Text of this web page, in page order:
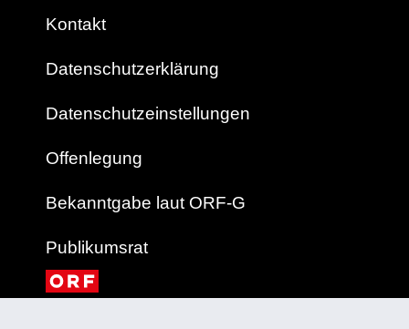
Kontakt
Datenschutzerklärung
Datenschutzeinstellungen
Offenlegung
Bekanntgabe laut ORF-G
Publikumsrat